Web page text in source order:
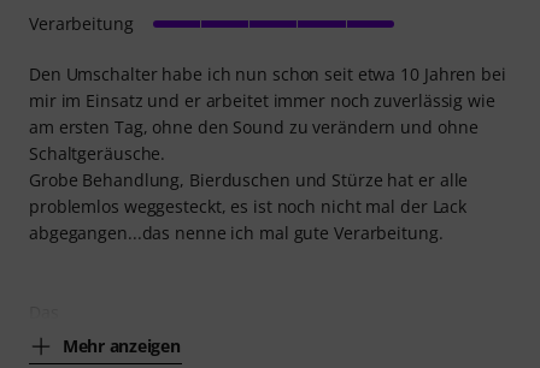
Den Umschalter habe ich nun schon seit etwa 10 Jahren bei
mir im Einsatz und er arbeitet immer noch zuverlässig wie
am ersten Tag, ohne den Sound zu verändern und ohne
Schaltgeräusche.
Grobe Behandlung, Bierduschen und Stürze hat er alle
problemlos weggesteckt, es ist noch nicht mal der Lack
abgegangen...das nenne ich mal gute Verarbeitung.
Mehr anzeigen
Verarbeitung